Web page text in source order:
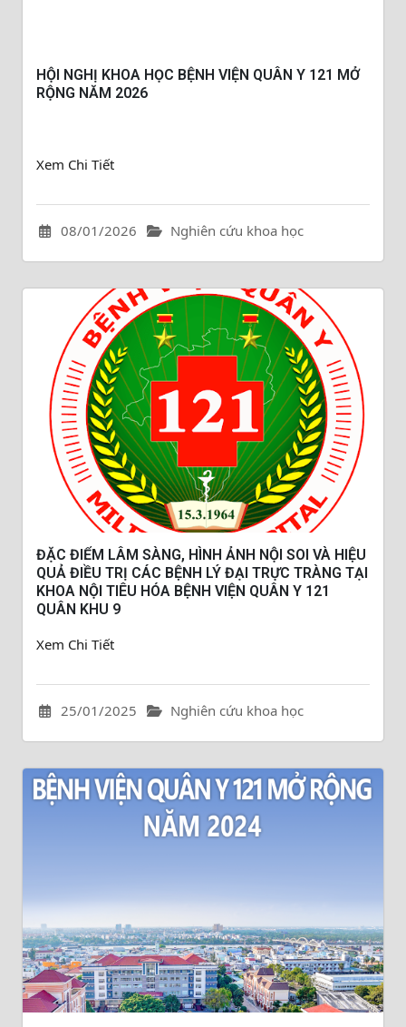
HỘI NGHỊ KHOA HỌC BỆNH VIỆN QUÂN Y 121 MỞ
RỘNG NĂM 2026
08/01/2026 Nghiên cứu khoa học
Xem Chi Tiết
ĐẶC ĐIỂM LÂM SÀNG, HÌNH ẢNH NỘI SOI VÀ HIỆU
QUẢ ĐIỀU TRỊ CÁC BỆNH LÝ ĐẠI TRỰC TRÀNG TẠI
KHOA NỘI TIÊU HÓA BỆNH VIỆN QUÂN Y 121
QUÂN KHU 9
25/01/2025 Nghiên cứu khoa học
Xem Chi Tiết